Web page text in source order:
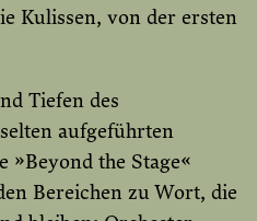
Kulissen, von der ersten
Tiefen des
aufgeführten
»Beyond the Stage«
Bereichen zu Wort, die